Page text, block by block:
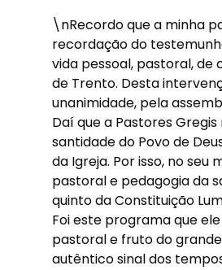
\nRecordo que a minha
recordação do
vida pessoal, pastoral, de
de Trento. Desta
unanimidade, pela
Daí que a Pastores
santidade do Povo de
da Igreja. Por isso, no
pastoral e pedagogia da
quinto da Constituição
Foi este programa que
pastoral e fruto do
autêntico sinal dos